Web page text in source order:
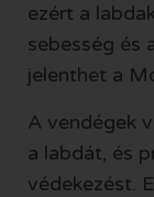
ezért a
sebesség és
jelenthet a
A vendégek
a labdát, és
védekezést.